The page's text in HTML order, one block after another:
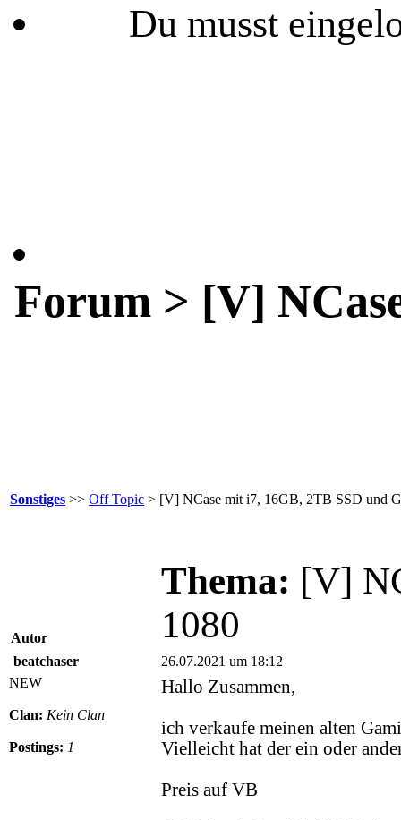
Du musst
Forum > [V]
Sonstiges >> Off Topic > [V] NCase mit i7, 16GB, 2TB SSD und
Autor
Thema: [V]
1080
beatchaser
26.07.2021 um 18:12
NEW
Clan: Kein Clan
Postings: 1
Hallo Zusammen,
ich verkaufe meinen alten
Vielleicht hat der ein oder
Preis auf VB